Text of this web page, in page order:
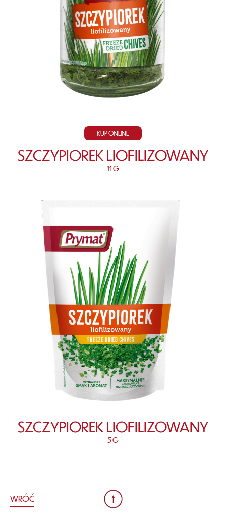
KUP ONLINE
SZCZYPIOREK LIOFILIZOWANY
11 G
SZCZYPIOREK LIOFILIZOWANY
5 G
WRÓĆ